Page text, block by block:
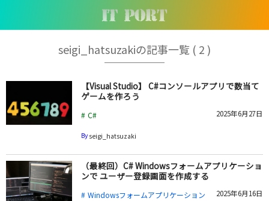
seigi_hatsuzakiの記事一覧 ( 2 )
【Visual Studio】 C#コンソールアプリで数当て
ゲームを作ろう
C# 2025年6月27日
Byseigi_hatsuzaki
（最終回）C# Windowsフォームアプリケーショ
ンで ユーザー登録画面を作成する
Windowsフォームアプリケーション 2025年6月16日